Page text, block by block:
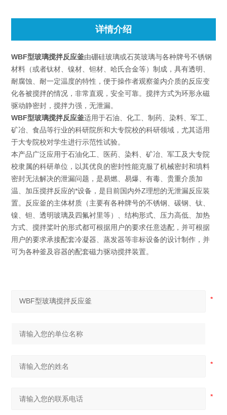
详情介绍
WBF型玻璃搅拌反应釜由硼硅玻璃或石英玻璃与各种牌号不锈钢
材料（或者钛材、镍材、钽材、哈氏合金等）制成，具有透明、
耐腐蚀、耐一定温度的特性，便于操作者观察釜内介质的反应变
化各被搅拌的情况，非常直观，安全可靠。搅拌方式为环形永磁
驱动静密封，搅拌力强，无泄漏。
WBF型玻璃搅拌反应釜适用于石油、化工、制药、染料、军工、
矿冶、食品等行业的科研院所和大专院校的科研领域，尤其适用
于大专院校对学生进行示范性试验。
本产品广泛应用于石油化工、医药、染料、矿冶、军工及大专院
校隶属的科研单位，以其优良的密封性能克服了机械密封和填料
密封无法解决的泄漏问题，是易燃、易爆、有毒、贵重介质加
温、加压搅拌反应的*设备，是目前国内外Z理想的无泄漏反应装
置。反应釜的主体材质（主要有各种牌号的不锈钢、碳钢、钛、
镍、钽、透明玻璃及四氟衬里等）、结构形式、压力高低、加热
方式、搅拌桨叶的形式都可根据用户的要求任意选配，并可根据
用户的要求承接配套冷凝器、蒸发器等非标设备的设计制作，并
可为各种釜及容器的配套磁力驱动搅拌装置。